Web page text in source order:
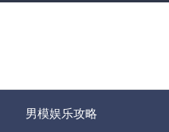
男模娱乐攻略